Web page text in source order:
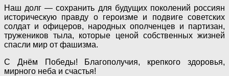
Наш долг — сохранить для будущих поколений россиян
историческую правду о героизме и подвиге советских
солдат и офицеров, народных ополченцев и партизан,
тружеников тыла, которые ценой собственных жизней
спасли мир от фашизма.
С Днём Победы! Благополучия, крепкого здоровья,
мирного неба и счастья!